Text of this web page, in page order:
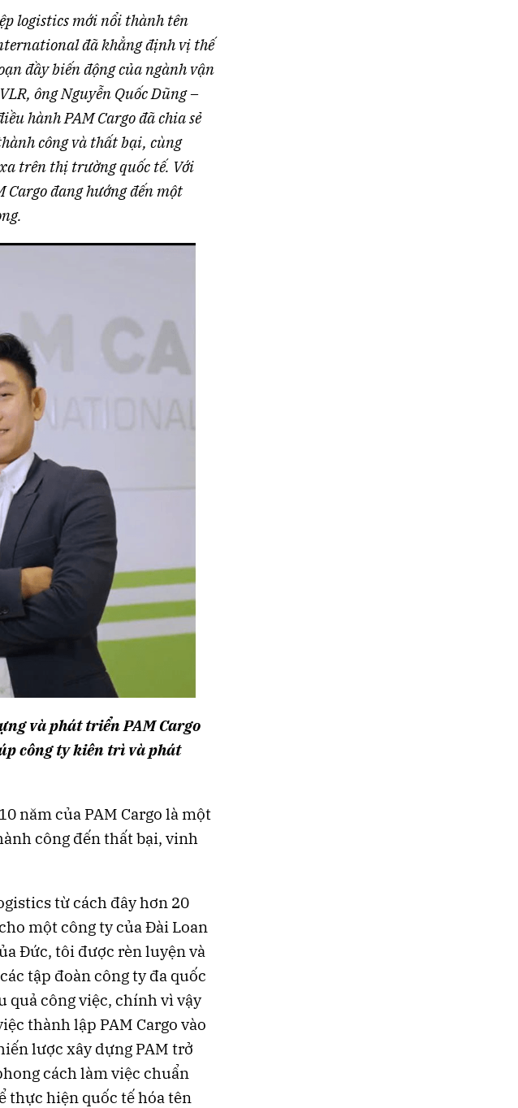
logistics mới nổi thành tên
đã khẳng định vị thế
đầy biến động của ngành vận
ông Nguyễn Quốc Dũng –
hành PAM Cargo đã chia sẻ
công và thất bại, cùng
trên thị trường quốc tế. Với
Cargo đang hướng đến một
và phát triển PAM Cargo
công ty kiên trì và phát
năm của PAM Cargo là một
công đến thất bại, vinh
từ cách đây hơn 20
một công ty của Đài Loan
Đức, tôi được rèn luyện và
tập đoàn công ty đa quốc
quả công việc, chính vì vậy
thành lập PAM Cargo vào
lược xây dựng PAM trở
cách làm việc chuẩn
thực hiện quốc tế hóa tên